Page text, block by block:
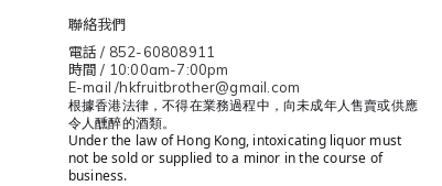
聯絡我們
電話 / 852-60808911
時間 / 10:00am-7:00pm
E-mail /hkfruitbrother@gmail.com
根據香港法律，不得在業務過程中，向未成年人售賣或供應
令人醺醉的酒類。
Under the law of Hong Kong, intoxicating liquor must
not be sold or supplied to a minor in the course of
business.